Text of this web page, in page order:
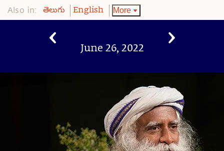
Also in: తెలుగు English More
June 26, 2022